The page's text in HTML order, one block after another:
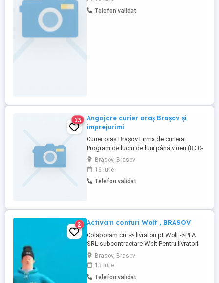
pachet salarial atractiv-.incepand de la
4325 RON-salar brut de incadrare, urmand
Telefon validat
13
Angajare curier oraș Brașov și
imprejurimi
Curier oraș Brașov Firma de curierat
Program de lucru de luni până vineri (8.30-
17.00)Brasov, Brasov
16 iulie
Telefon validat
2 Activam conturi Wolt , BRASOV
Colaboram cu: -> livratori pt Wolt ->PFA
SRL subcontractare Wolt Pentru livratori
persoane fizice ->comision 10% si
contract de asociere ( intre 55 si 130 lei)
Pentru subcontractare WOLT ->7%
comision, iar daca vrei sa iti cresti
Brasov, Brasov
13 iulie
Telefon validat